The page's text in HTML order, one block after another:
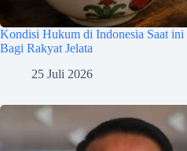
Kondisi Hukum di Indonesia Saat ini
Bagi Rakyat Jelata
25 Juli 2026